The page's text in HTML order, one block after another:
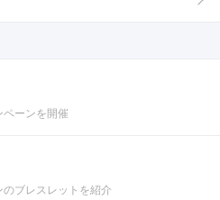
ーンを開催
ブレスレットを紹介